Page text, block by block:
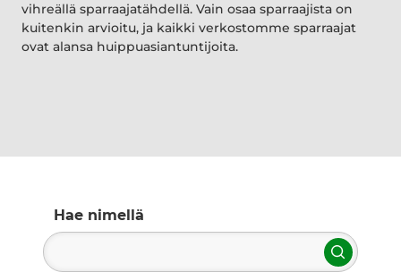
vihreällä sparraajatähdellä. Vain osaa sparraajista on
kuitenkin arvioitu, ja kaikki verkostomme sparraajat
ovat alansa huippuasiantuntijoita.
Hae nimellä
Hae